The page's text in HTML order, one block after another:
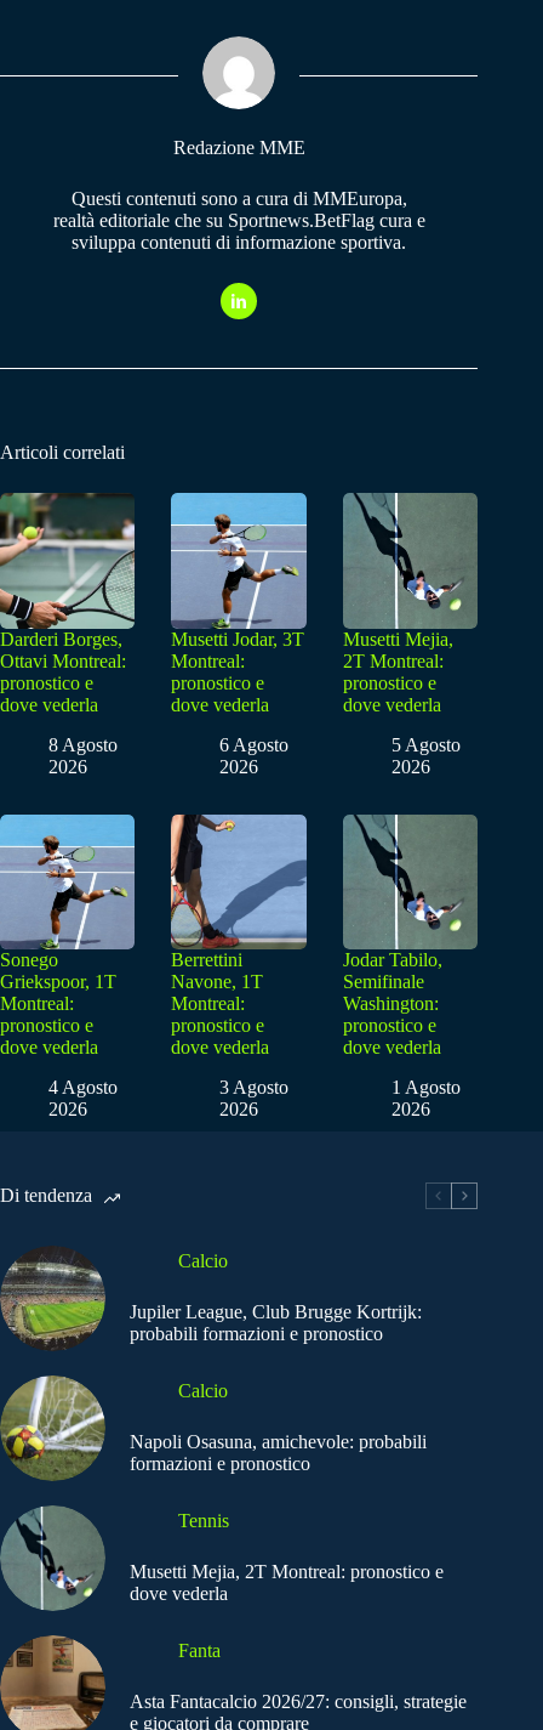
pp m
Redazione MME
Questi contenuti sono a cura di MMEuropa,
realtà editoriale che su Sportnews.BetFlag cura e
sviluppa contenuti di informazione sportiva.
Articoli correlati
Darderi Borges,
Ottavi Montreal:
pronostico e
dove vederla
8 Agosto
2026
Musetti Jodar, 3T
Montreal:
pronostico e
dove vederla
6 Agosto
2026
Musetti Mejia,
2T Montreal:
pronostico e
dove vederla
5 Agosto
2026
Sonego
Griekspoor, 1T
Montreal:
pronostico e
dove vederla
4 Agosto
2026
Berrettini
Navone, 1T
Montreal:
pronostico e
dove vederla
3 Agosto
2026
Jodar Tabilo,
Semifinale
Washington:
pronostico e
dove vederla
1 Agosto
2026
Di tendenza
Calcio
Jupiler League, Club Brugge Kortrijk:
probabili formazioni e pronostico
Calcio
Napoli Osasuna, amichevole: probabili
formazioni e pronostico
Tennis
Musetti Mejia, 2T Montreal: pronostico e
dove vederla
Fanta
Asta Fantacalcio 2026/27: consigli, strategie
e giocatori da comprare